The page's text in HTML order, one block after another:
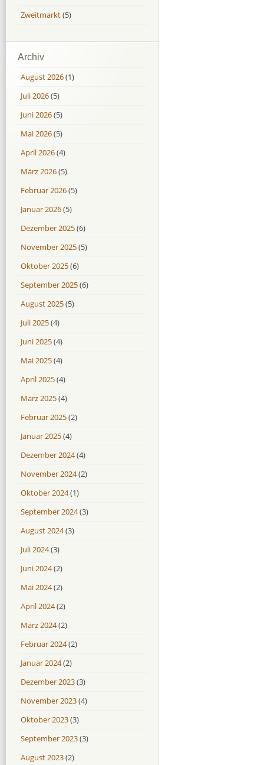
Zweitmarkt(5)
Archiv
August 2026(1)
Juli 2026(5)
Juni 2026(5)
Mai 2026(5)
April 2026(4)
März 2026(5)
Februar 2026(5)
Januar 2026(5)
Dezember 2025(6)
November 2025(5)
Oktober 2025(6)
September 2025(6)
August 2025(5)
Juli 2025(4)
Juni 2025(4)
Mai 2025(4)
April 2025(4)
März 2025(4)
Februar 2025(2)
Januar 2025(4)
Dezember 2024(4)
November 2024(2)
Oktober 2024(1)
September 2024(3)
August 2024(3)
Juli 2024(3)
Juni 2024(2)
Mai 2024(2)
April 2024(2)
März 2024(2)
Februar 2024(2)
Januar 2024(2)
Dezember 2023(3)
November 2023(4)
Oktober 2023(3)
September 2023(3)
August 2023(2)